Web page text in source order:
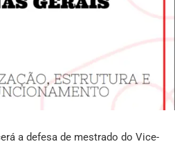
a defesa de mestrado do Vice-